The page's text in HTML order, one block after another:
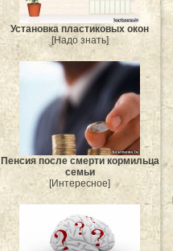
Установка пластиковых окон
[Надо знать]
Пенсия после смерти кормильца
семьи
[Интересное]